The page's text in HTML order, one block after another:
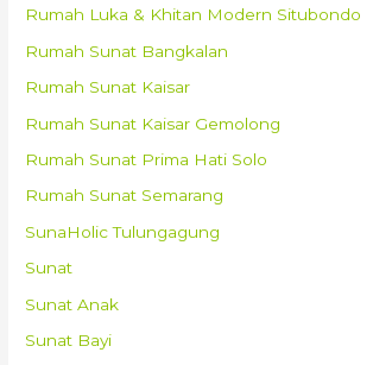
Rumah Luka & Khitan Modern Situbondo
Rumah Sunat Bangkalan
Rumah Sunat Kaisar
Rumah Sunat Kaisar Gemolong
Rumah Sunat Prima Hati Solo
Rumah Sunat Semarang
SunaHolic Tulungagung
Sunat
Sunat Anak
Sunat Bayi